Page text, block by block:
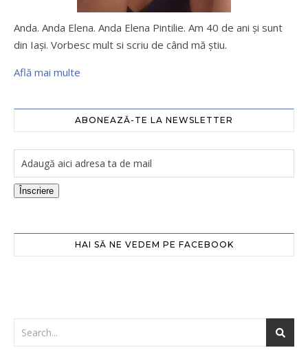
Anda. Anda Elena. Anda Elena Pintilie. Am 40 de ani şi sunt
din Iaşi. Vorbesc mult si scriu de când mă ştiu.
Află mai multe
ABONEAZĂ-TE LA NEWSLETTER
Înscriere
HAI SĂ NE VEDEM PE FACEBOOK